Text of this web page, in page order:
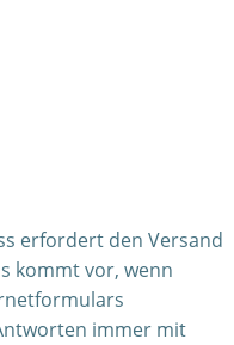
erfordert den Versand
kommt vor, wenn
immer mit